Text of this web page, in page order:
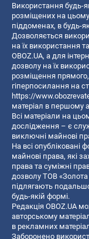
Використання будь-
розміщених на цьому
піддоменах, в будь-
Дозволяється
на їх використання
OBOZ.UA, а для
дозволу на їх
розміщення
гіперпосилання на
https://
матеріал в першому
Всі матеріали на
дослідження – є
виключні майнові
На всі опубліковані
майнові права, які
права та суміжні
дозволу ТОВ
підлягають
будь-якій формі.
Редакція OBOZ.UA
авторському
в рекламних
Заборонено